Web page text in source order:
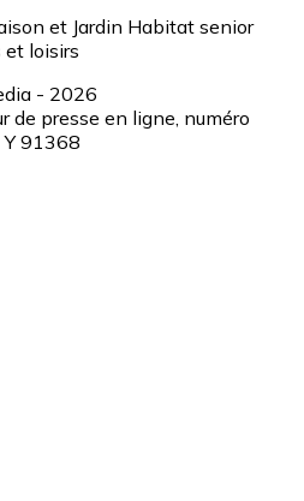
et Jardin Habitat senior
et loisirs
- 2026
de presse en ligne, numéro
91368